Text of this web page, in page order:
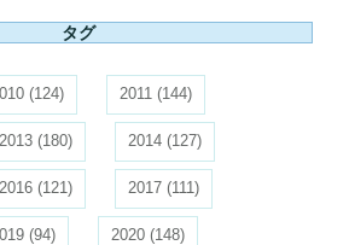
タグ
(124) 2011 (144)
2013 (180) 2014 (127)
2016 (121) 2017 (111)
(94) 2020 (148)